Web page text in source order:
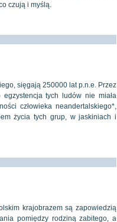
czują i myślą.
sięgają 250000 lat p.n.e. Przez
tych ludów nie miała
człowieka neandertalskiego*,
życia tych grup, w jaskiniach i
krajobrazem są zapowiedzią
pomiędzy rodziną zabitego, a